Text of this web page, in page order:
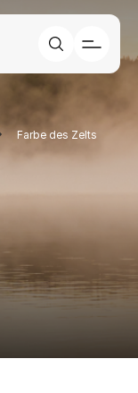
Farbe des Zelts